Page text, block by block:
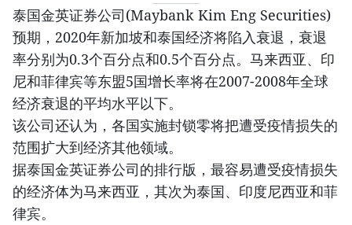
泰国金英证券公司(Maybank Kim Eng Securities)
预期，2020年新加坡和泰国经济将陷入衰退，衰退
率分别为0.3个百分点和0.5个百分点。马来西亚、印
尼和菲律宾等东盟5国增长率将在2007-2008年全球
经济衰退的平均水平以下。
该公司还认为，各国实施封锁零将把遭受疫情损失的
范围扩大到经济其他领域。
据泰国金英证券公司的排行版，最容易遭受疫情损失
的经济体为马来西亚，其次为泰国、印度尼西亚和菲
律宾。